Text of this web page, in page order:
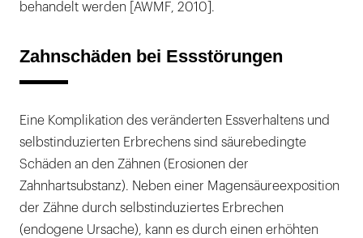
behandelt werden [AWMF, 2010].
Zahnschäden bei Essstörungen
Eine Komplikation des veränderten Essverhaltens und
selbstinduzierten Erbrechens sind säurebedingte
Schäden an den Zähnen (Erosionen der
Zahnhartsubstanz). Neben einer Magensäureexposition
der Zähne durch selbstinduziertes Erbrechen
(endogene Ursache), kann es durch einen erhöhten